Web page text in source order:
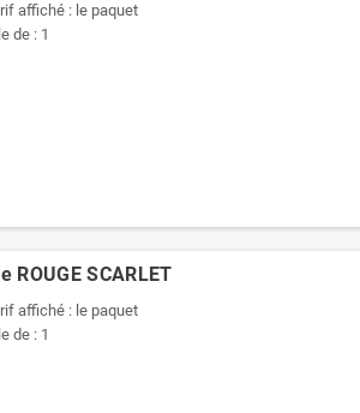
affiché : le paquet
de : 1
ROUGE SCARLET
affiché : le paquet
de : 1